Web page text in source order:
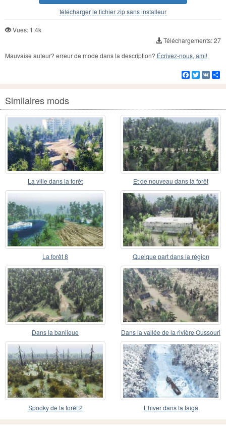
télécharger le fichier zip sans installeur
Vues: 1.4k
Téléchargements: 27
Mauvaise auteur? erreur de mode dans la description? Écrivez-nous, ami!
Facebook
Twitter
VK
Similaires mods
La ville dans la forêt Et de nouveau dans la forêt
La forêt 8 Quelque part dans la région
Dans la banlieue Dans la vallée de la rivière Oussouri
Spooky de la forêt 2 L’hiver dans la taïga